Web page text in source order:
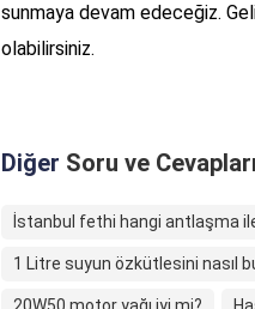
sunmaya devam edeceğiz.
olabilirsiniz.
Diğer Soru ve Cevapları
İstanbul fethi hangi antlaşma
1 Litre suyun özkütlesini nasıl